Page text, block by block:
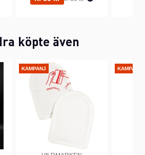
köpte även
KAMPANJ KAMPANJ